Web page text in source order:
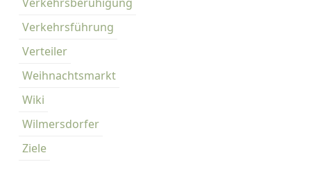
Verkehrsführung
Verteiler
Weihnachtsmarkt
Wiki
Wilmersdorfer
Ziele